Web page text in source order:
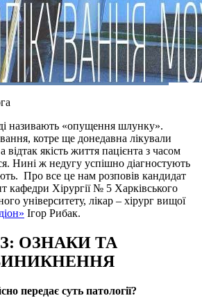
називають «опущення шлунку».
котре ще донедавна лікували
якість життя пацієнта з часом
Нині ж недугу успішно діагностують
Про все це нам розповів кандидат
кафедри Хірургії № 5 Харківського
університету, лікар – хірург вищої
Ігор Рибак.
ОЗНАКИ ТА
передає суть патології?